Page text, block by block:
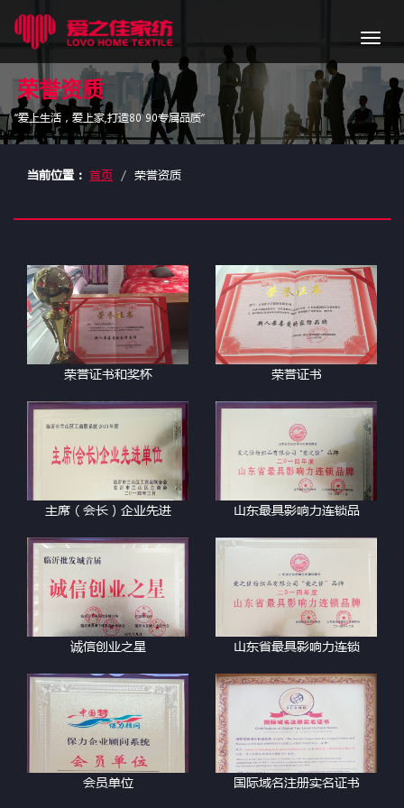
导
航
荣誉资质
“爱上生活，爱上家,打造80 90专属品质”
当前位置： 首页 荣誉资质
荣誉证书和奖杯 荣誉证书
主席（会长）企业先进 山东最具影响力连锁品
诚信创业之星 山东省最具影响力连锁
会员单位 国际域名注册实名证书